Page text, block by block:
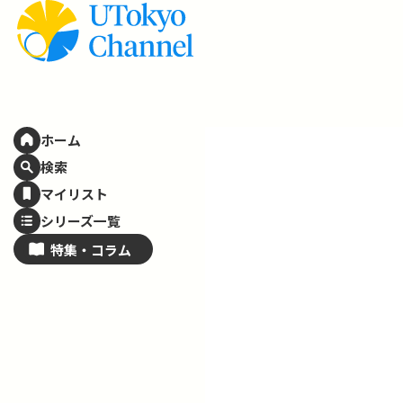
ホーム
検索
マイリスト
シリーズ一覧
特集・ コラム